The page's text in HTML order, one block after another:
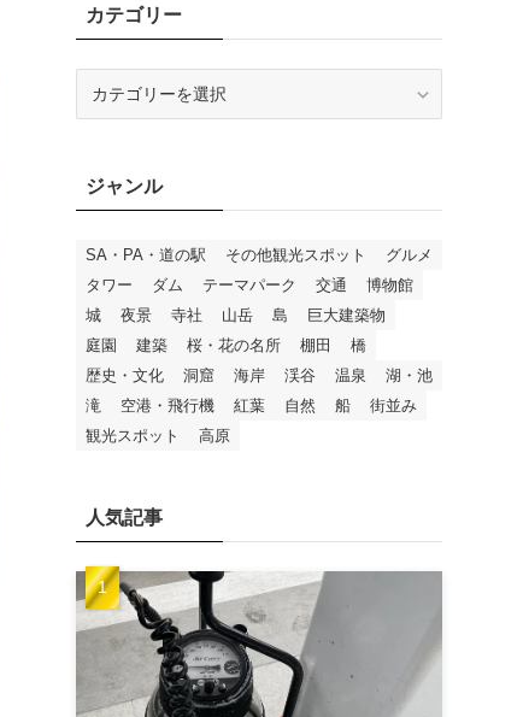
カテゴリー
ージャンル
SA・PA・道の駅 その他観光スポット
グルメ
タワー
ダム テーマパーク 交通
博物館
城
夜景 寺社 山岳 島
巨大建築物
庭園
建築 桜・花の名所 棚田
橋
歴史・文化
洞窟 海岸 渓谷 温泉
湖・池
滝
空港・飛行機 紅葉 自然 船
街並み
観光スポット
高原
人気記事